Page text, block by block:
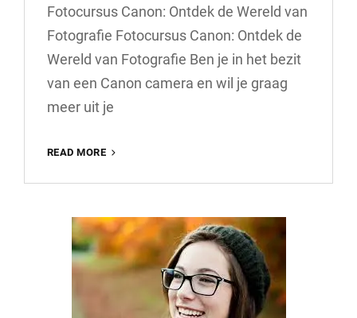
Fotocursus Canon: Ontdek de Wereld van
Fotografie Fotocursus Canon: Ontdek de
Wereld van Fotografie Ben je in het bezit
van een Canon camera en wil je graag
meer uit je
READ MORE
MAGIE
FOTOGRAFIE
MET
EEN
CANON
FOTOCURSUS